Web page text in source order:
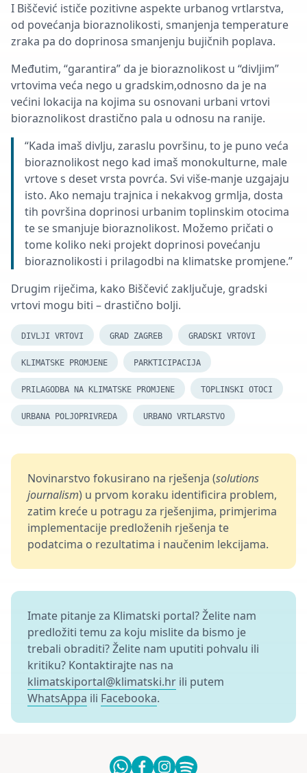
I Biščević ističe pozitivne aspekte urbanog vrtlarstva,
od povećanja bioraznolikosti, smanjenja temperature
zraka pa do doprinosa smanjenju bujičnih poplava.
Međutim, “garantira” da je bioraznolikost u “divljim”
vrtovima veća nego u gradskim,odnosno da je na
većini lokacija na kojima su osnovani urbani vrtovi
bioraznolikost drastično pala u odnosu na ranije.
“Kada imaš divlju, zaraslu površinu, to je puno veća
bioraznolikost nego kad imaš monokulturne, male
vrtove s deset vrsta povrća. Svi više-manje uzgajaju
isto. Ako nemaju trajnica i nekakvog grmlja, dosta
tih površina doprinosi urbanim toplinskim otocima
te se smanjuje bioraznolikost. Možemo pričati o
tome koliko neki projekt doprinosi povećanju
bioraznolikosti i prilagodbi na klimatske promjene.”
Drugim riječima, kako Biščević zaključuje, gradski
vrtovi mogu biti – drastično bolji.
DIVLJI VRTOVI GRAD ZAGREB GRADSKI VRTOVI
KLIMATSKE PROMJENE PARKTICIPACIJA
PRILAGODBA NA KLIMATSKE PROMJENE TOPLINSKI OTOCI
URBANA POLJOPRIVREDA URBANO VRTLARSTVO
Novinarstvo fokusirano na rješenja (solutions
journalism) u prvom koraku identificira problem,
zatim kreće u potragu za rješenjima, primjerima
implementacije predloženih rješenja te
podatcima o rezultatima i naučenim lekcijama.
Imate pitanje za Klimatski portal? Želite nam
predložiti temu za koju mislite da bismo je
trebali obraditi? Želite nam uputiti pohvalu ili
kritiku? Kontaktirajte nas na
klimatskiportal@klimatski.hr ili putem
WhatsAppa ili Facebooka.